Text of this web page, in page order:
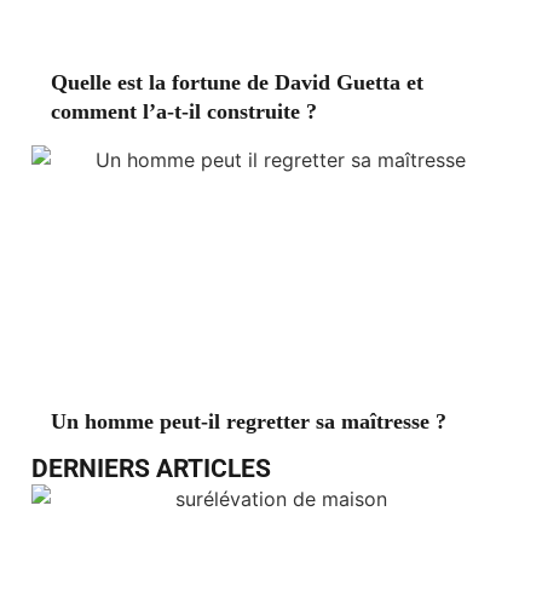
Quelle est la fortune de David Guetta et
comment l’a-t-il construite ?
Un homme peut-il regretter sa maîtresse ?
DERNIERS ARTICLES